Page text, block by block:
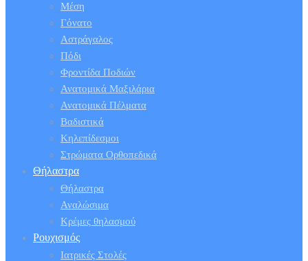
Μέση
Γόνατο
Αστράγαλος
Πόδι
Φροντίδα Ποδιών
Ανατομικά Μαξιλάρια
Ανατομικά Πέλματα
Βαδιστικά
Κηλεπίδεσμοι
Στρώματα Ορθοπεδικά
Θήλαστρα
Θήλαστρα
Αναλώσιμα
Κρέμες θηλασμού
Ρουχισμός
Ιατρικές Στολές